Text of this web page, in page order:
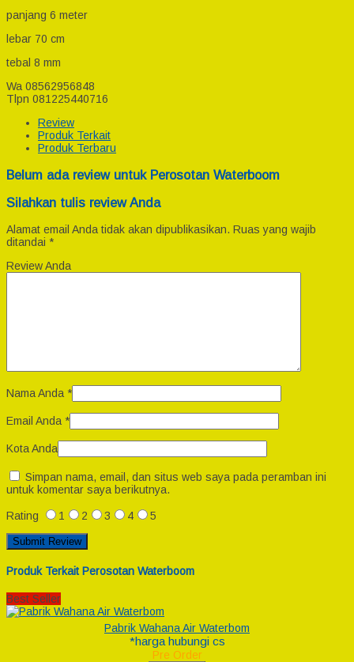
panjang 6 meter
lebar 70 cm
tebal 8 mm
Wa 08562956848
Tlpn 081225440716
Review
Produk Terkait
Produk Terbaru
Belum ada review untuk Perosotan Waterboom
Silahkan tulis review Anda
Alamat email Anda tidak akan dipublikasikan. Ruas yang wajib
ditandai *
Review Anda
Nama Anda *
Email Anda *
Kota Anda
Simpan nama, email, dan situs web saya pada peramban ini
untuk komentar saya berikutnya.
Rating 1 2 3 4 5
Produk Terkait Perosotan Waterboom
Best Seller
Pabrik Wahana Air Waterbom
*harga hubungi cs
Pre Order